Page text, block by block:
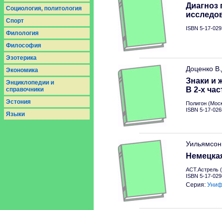
Социология, политология
Спорт
Филология
Философия
Эзотерика
Экономика
Энциклопедии и
справочники
Эстония
Языки
Диагноз
ISBN 5-17-
Доценко
Знаки и
В 2-х
Полигон
ISBN 5-17-
АСТ.Астрель
ISBN 5-17-
Серия: